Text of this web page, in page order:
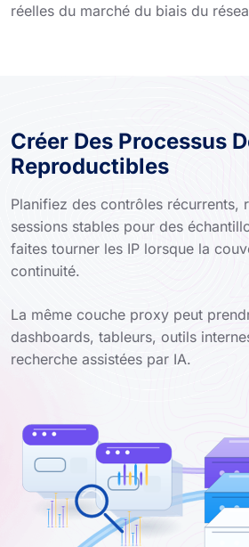
réelles du marché du biais du
Créer Des Processus
Reproductibles
Planifiez des contrôles récurrents,
sessions stables pour des
faites tourner les IP lorsque la
continuité.
La même couche proxy peut
dashboards, tableurs, outils
recherche assistées par IA.